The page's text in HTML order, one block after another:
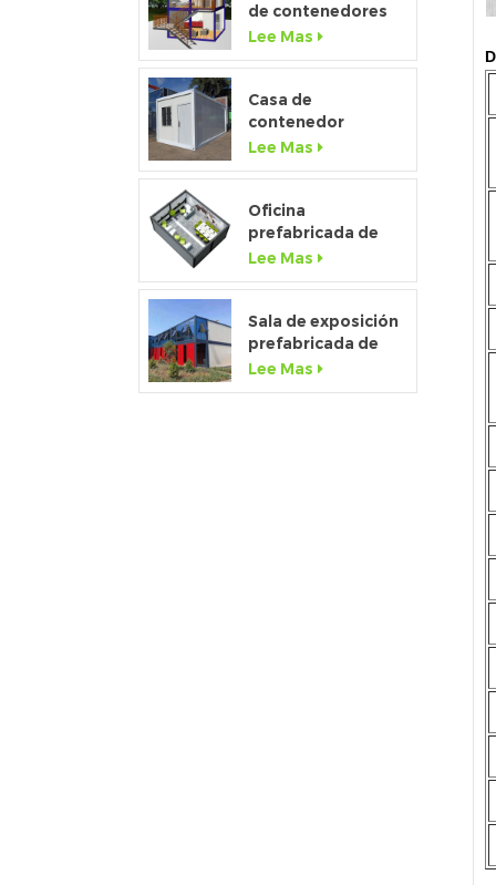
de contenedores
de paquete plano
de lujo 2020 con
Lee Mas
Casa de
contenedor
desmontable de
bajo costo de
la venta
Lee Mas
Oficina
prefabricada de
contenedores
temporales de
20 pies para el sitio
de construcción
Lee Mas
Sala de exposición
prefabricada de
casa contenedor
móvil de 20 pies
Lee Mas